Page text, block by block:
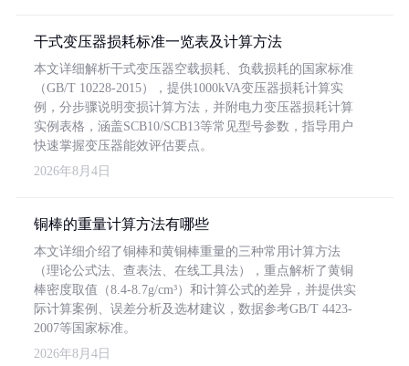
干式变压器损耗标准一览表及计算方法
本文详细解析干式变压器空载损耗、负载损耗的国家标准
（GB/T 10228-2015），提供1000kVA变压器损耗计算实
例，分步骤说明变损计算方法，并附电力变压器损耗计算
实例表格，涵盖SCB10/SCB13等常见型号参数，指导用户
快速掌握变压器能效评估要点。
2026年8月4日
铜棒的重量计算方法有哪些
本文详细介绍了铜棒和黄铜棒重量的三种常用计算方法
（理论公式法、查表法、在线工具法），重点解析了黄铜
棒密度取值（8.4-8.7g/cm³）和计算公式的差异，并提供实
际计算案例、误差分析及选材建议，数据参考GB/T 4423-
2007等国家标准。
2026年8月4日